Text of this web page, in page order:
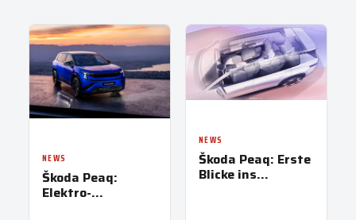
NEWS
Škoda Peaq:
Elektro-
NEWS
Škoda Peaq: Erste
Blicke ins